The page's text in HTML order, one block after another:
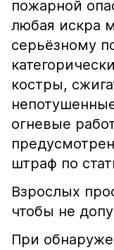
пожарной
любая искра
серьёзному
костры,
огневые
штраф по
Взрослых
чтобы не
При